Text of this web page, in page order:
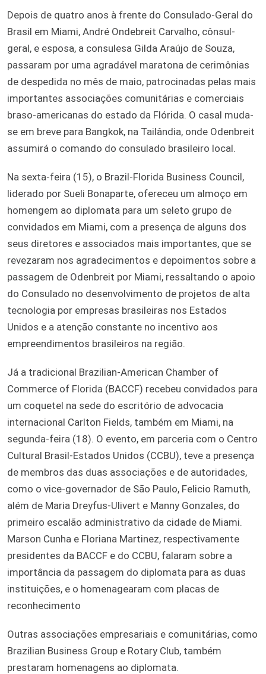
Depois de quatro anos à frente do Consulado-Geral do
Brasil em Miami, André Ondebreit Carvalho, cônsul-
geral, e esposa, a consulesa Gilda Araújo de Souza,
passaram por uma agradável maratona de cerimônias
de despedida no mês de maio, patrocinadas pelas mais
importantes associações comunitárias e comerciais
braso-americanas do estado da Flórida. O casal muda-
se em breve para Bangkok, na Tailândia, onde Odenbreit
assumirá o comando do consulado brasileiro local.
Na sexta-feira (15), o Brazil-Florida Business Council,
liderado por Sueli Bonaparte, ofereceu um almoço em
homengem ao diplomata para um seleto grupo de
convidados em Miami, com a presença de alguns dos
seus diretores e associados mais importantes, que se
revezaram nos agradecimentos e depoimentos sobre a
passagem de Odenbreit por Miami, ressaltando o apoio
do Consulado no desenvolvimento de projetos de alta
tecnologia por empresas brasileiras nos Estados
Unidos e a atenção constante no incentivo aos
empreendimentos brasileiros na região.
Já a tradicional Brazilian-American Chamber of
Commerce of Florida (BACCF) recebeu convidados para
um coquetel na sede do escritório de advocacia
internacional Carlton Fields, também em Miami, na
segunda-feira (18). O evento, em parceria com o Centro
Cultural Brasil-Estados Unidos (CCBU), teve a presença
de membros das duas associações e de autoridades,
como o vice-governador de São Paulo, Felicio Ramuth,
além de Maria Dreyfus-Ulivert e Manny Gonzales, do
primeiro escalão administrativo da cidade de Miami.
Marson Cunha e Floriana Martinez, respectivamente
presidentes da BACCF e do CCBU, falaram sobre a
importância da passagem do diplomata para as duas
instituições, e o homenagearam com placas de
reconhecimento
Outras associações empresariais e comunitárias, como
Brazilian Business Group e Rotary Club, também
prestaram homenagens ao diplomata.